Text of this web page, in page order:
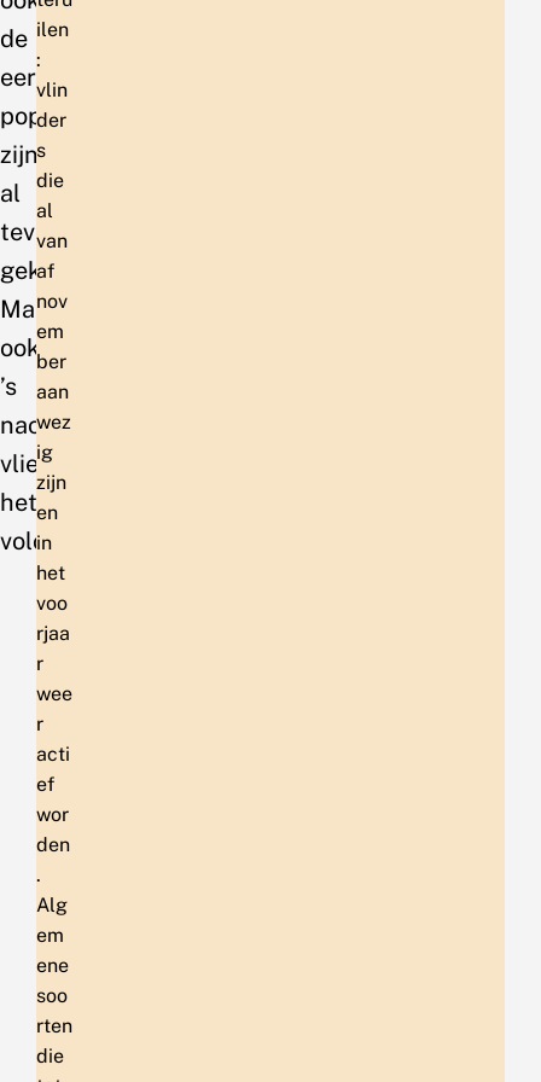
de
eerste
popoverwinteraars
zijn
al
tevoorschijn
gekomen.
Maar
ook
’s
nachts
vliegt
het
volop.
ilen
:
vlin
der
s
die
al
van
af
nov
em
ber
aan
wez
ig
zijn
en
in
het
voo
rjaa
r
wee
r
acti
ef
wor
den
.
Alg
em
ene
soo
rten
die